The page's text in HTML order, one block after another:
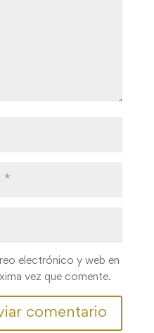
electrónico y web en
vez que comente.